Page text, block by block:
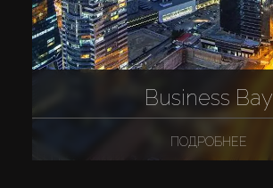
Business Bay
ПОДРОБНЕЕ